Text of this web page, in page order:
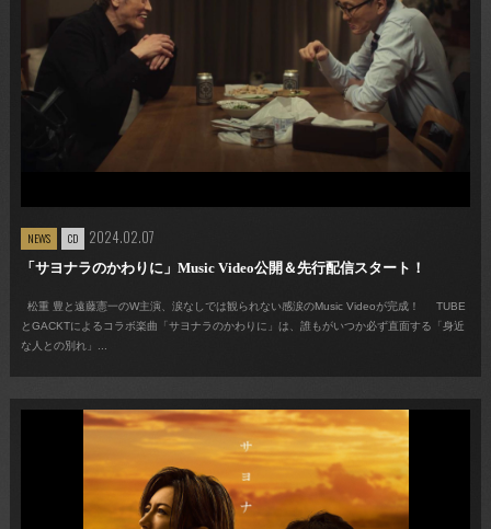
NEWS CD 2024.02.07
「サヨナラのかわりに」Music Video公開＆先行配信スタート！
松重 豊と遠藤憲一のW主演、涙なしでは観られない感涙のMusic Videoが完成！ TUBE
とGACKTによるコラボ楽曲「サヨナラのかわりに」は、誰もがいつか必ず直面する「身近
な人との別れ」...